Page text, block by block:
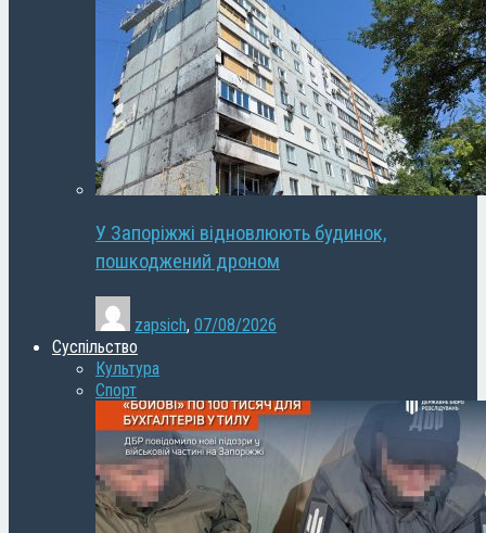
У Запоріжжі відновлюють будинок,
пошкоджений дроном
zapsich, 07/08/2026
Суспільство
Культура
Спорт